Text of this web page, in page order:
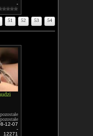
-
51 52 53 54
pozostałe
pozostałe
12-07
-
12271